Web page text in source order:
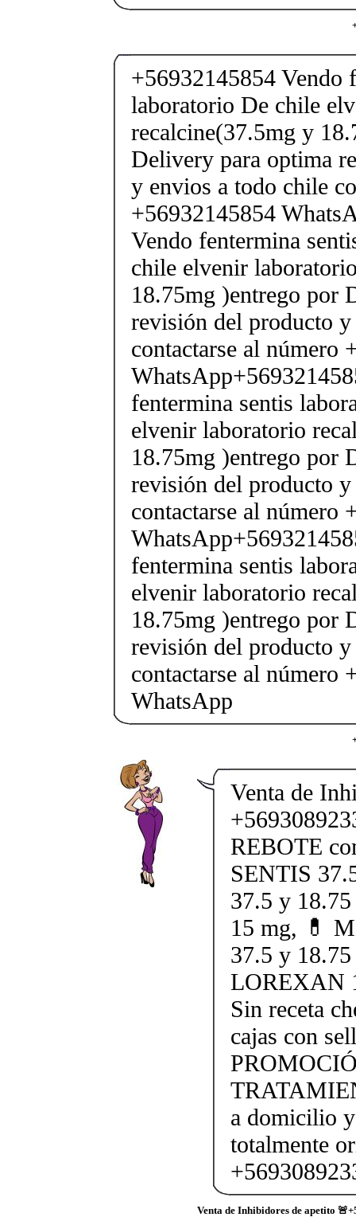
+56932145854 Vendo
laboratorio De chile
recalcine(37.5mg y
Delivery para optima
y envios a todo chile
+56932145854
Vendo fentermina
chile elvenir
18.75mg )entrego por
revisión del producto
contactarse al número
fentermina sentis
elvenir laboratorio
18.75mg )entrego por
revisión del producto
contactarse al número
fentermina sentis
elvenir laboratorio
18.75mg )entrego por
revisión del producto
contactarse al número
WhatsApp
Venta de
REBOTE
SENTIS
37.5 y
15 mg, 💊
37.5 y
LOREXAN
Sin receta
cajas con
a domicilio
totalmente
Venta de Inhibidores de apetito